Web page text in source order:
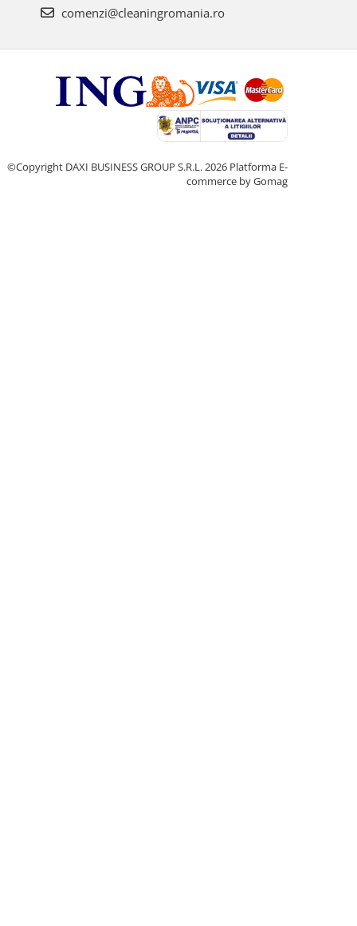
comenzi@cleaningromania.ro
©Copyright DAXI BUSINESS GROUP S.R.L. 2026 Platforma E-
commerce by Gomag